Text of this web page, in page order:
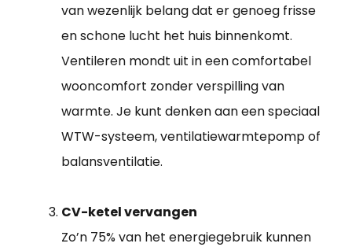
van wezenlijk belang dat er genoeg frisse
en schone lucht het huis binnenkomt.
Ventileren mondt uit in een comfortabel
wooncomfort zonder verspilling van
warmte. Je kunt denken aan een speciaal
WTW-systeem, ventilatiewarmtepomp of
balansventilatie.
CV-ketel vervangen
Zo’n 75% van het energiegebruik kunnen